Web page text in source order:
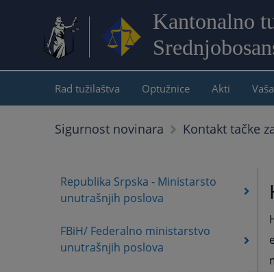
Kantonalno
Rad tužilaštva Optužnice Akti
Sigurnost novinara Kontakt tačke
Republika Srpska - Ministarsto
unutrašnjih poslova
FBiH/ Federalno ministarstvo
unutrašnjih poslova